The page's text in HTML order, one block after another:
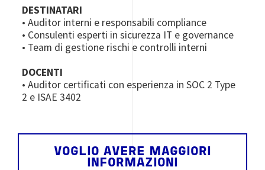
DESTINATARI
• Auditor interni e responsabili compliance
• Consulenti esperti in sicurezza IT e governance
• Team di gestione rischi e controlli interni
DOCENTI
• Auditor certificati con esperienza in SOC 2 Type
2 e ISAE 3402
VOGLIO AVERE MAGGIORI
INFORMAZIONI